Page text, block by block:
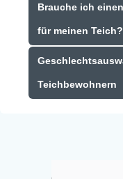
Brauche ich
für meinen Teich?
Teichbewohnern